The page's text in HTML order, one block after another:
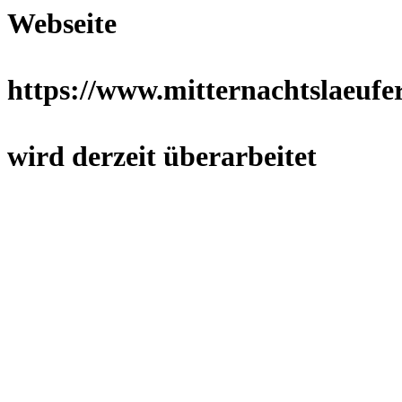
Webseite
https://
wird derzeit überarbeitet